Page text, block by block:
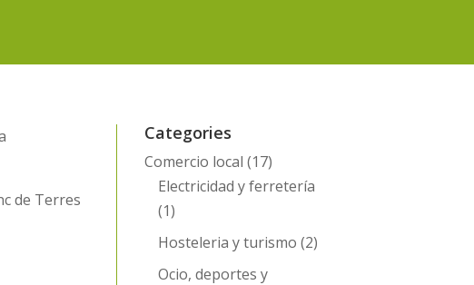
de Terres
Categories
Comercio local (17)
Electricidad y ferretería
(1)
Hosteleria y turismo (2)
Ocio, deportes y